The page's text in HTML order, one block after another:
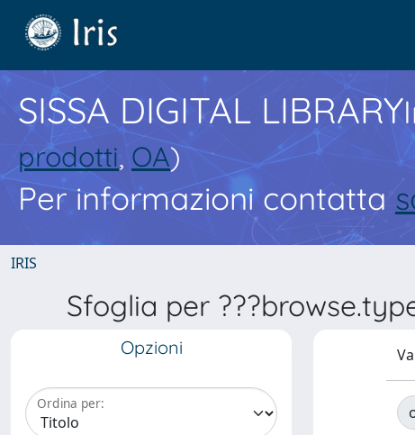
SISSA DIGITAL LIBRARY
prodotti, OA)
Per informazioni contatta
IRIS
Sfoglia per
Opzioni
Ordina per: